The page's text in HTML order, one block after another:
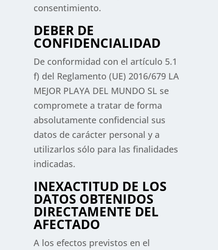
consentimiento.
DEBER DE
CONFIDENCIALIDAD
De conformidad con el artículo 5.1
f) del Reglamento (UE) 2016/679 LA
MEJOR PLAYA DEL MUNDO SL se
compromete a tratar de forma
absolutamente confidencial sus
datos de carácter personal y a
utilizarlos sólo para las finalidades
indicadas.
INEXACTITUD DE LOS
DATOS OBTENIDOS
DIRECTAMENTE DEL
AFECTADO
A los efectos previstos en el